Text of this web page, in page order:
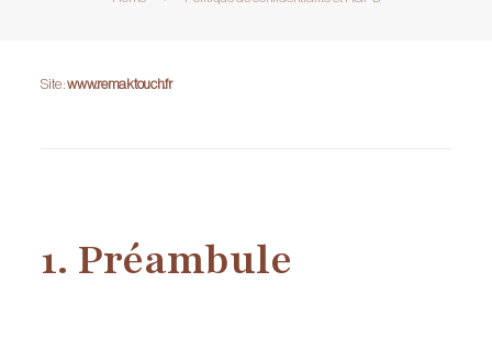
Site :www.remaktouch.fr
1. Préambule